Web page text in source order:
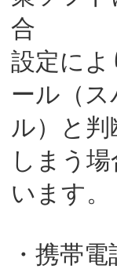
合
設定に
ール（
ル）と
しまう
います。
・携帯